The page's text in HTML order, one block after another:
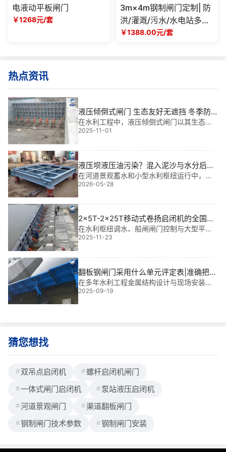
电液动平板闸门
￥1268元/套
3m×4m钢制闸门定制| 防
洪/灌溉/污水/水电站多场
景适用，厂家可按需设计
￥1388.00元/套
热点资讯
液压倾倒式闸门 生态友好无遮挡 冬季防
冻维护指导|智慧守护每一道水流
在水利工程中，液压倾倒式闸门以其生态友
好无遮挡的结构优势，正成为现代水利枢纽
流阻滞，更在冬季低温环境下展现出**的抗
冻性能。我参与过多个大型项目，深知这类
2025-11-01
液压坝液压油污染？混入泥沙与水分后如
何更换抗磨液压油
在河道景观蓄水和小型水利枢纽运行中，液
压坝常因汛期泥沙涌入或雨水侵入导致液压
油混入杂质与水汽，直接影响启闭效率；基
于我多年工程经验，针对灌溉区挡水及城市
河道治理中的此类故障，规范更换抗磨液压
油是保障
2026-05-28
2x5T-2x25T移动式卷扬启闭机的全国供
货及物流方案|智控**，****
在水利枢纽调水、船闸闸门控制与大型平面/
弧形闸门操作中，启闭机是保障工程安全运
行的“关键手”。2x5T-2x25T移动式卷扬启闭
机凭借其灵活部署、多点联动和高可靠性，
已成为现代水利工程的核心装备。其单
2025-11-23
翻板钢闸门采用什么单元评定表|准确把控
工程质量的“金标准”
在多年水利工程金属结构设计与现场安装实
践中，我深知翻板钢闸门不仅是水流调控的
关键装置，更是工程安全与耐久性的“守门
2025-09-19
猜您想找
双吊点启闭机
螺杆启闭机闸门
一体式闸门启闭机
泵站液压启闭机
河道景观闸门
渠道翻板闸门
钢制闸门技术参数
钢制闸门安装